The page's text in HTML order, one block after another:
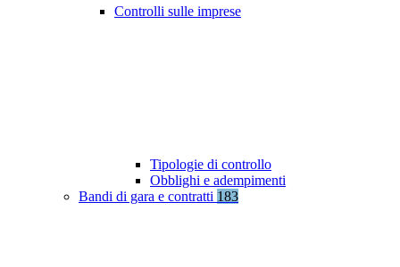
Controlli sulle imprese
Tipologie di controllo
Obblighi e adempimenti
Bandi di gara e contratti 183